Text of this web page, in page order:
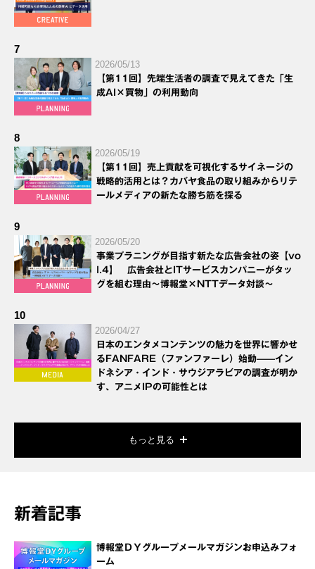
7
2026/05/13
【第11回】先端生活者の調査で見えてきた「生
成AI×買物」の利用動向
8
2026/05/19
【第11回】売上貢献を可視化するサイネージの
戦略的活用とは？カバヤ食品の取り組みからリテ
ールメディアの新たな勝ち筋を探る
9
2026/05/20
事業プラニングが目指す新たな広告会社の姿【vo
l.4】 広告会社とITサービスカンパニーがタッ
グを組む理由～博報堂×NTTデータ対談～
10
2026/04/27
日本のエンタメコンテンツの魅力を世界に響かせ
るFANFARE（ファンファーレ）始動——イン
ドネシア・インド・サウジアラビアの調査が明か
す、アニメIPの可能性とは
もっと見る
新着記事
博報堂ＤＹグループメールマガジンお申込みフォ
ーム